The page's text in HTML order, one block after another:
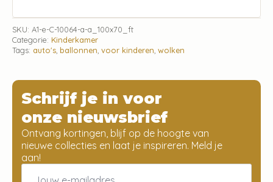
SKU: A1-e-C-10064-a-a_100x70_ft
Categorie: Kinderkamer
Tags: auto's ballonnen voor kinderen wolken
Schrijf je in voor
onze nieuwsbrief
Ontvang kortingen, blijf op de hoogte van
nieuwe collecties en laat je inspireren. Meld je
aan!
Email